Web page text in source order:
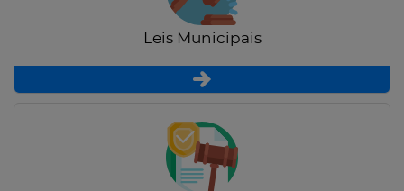
Leis Municipais